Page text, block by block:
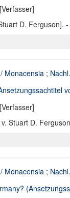
[Verfasser]
D. Ferguson].
Monacensia ;
[Verfasser]
Stuart D.
Monacensia ;